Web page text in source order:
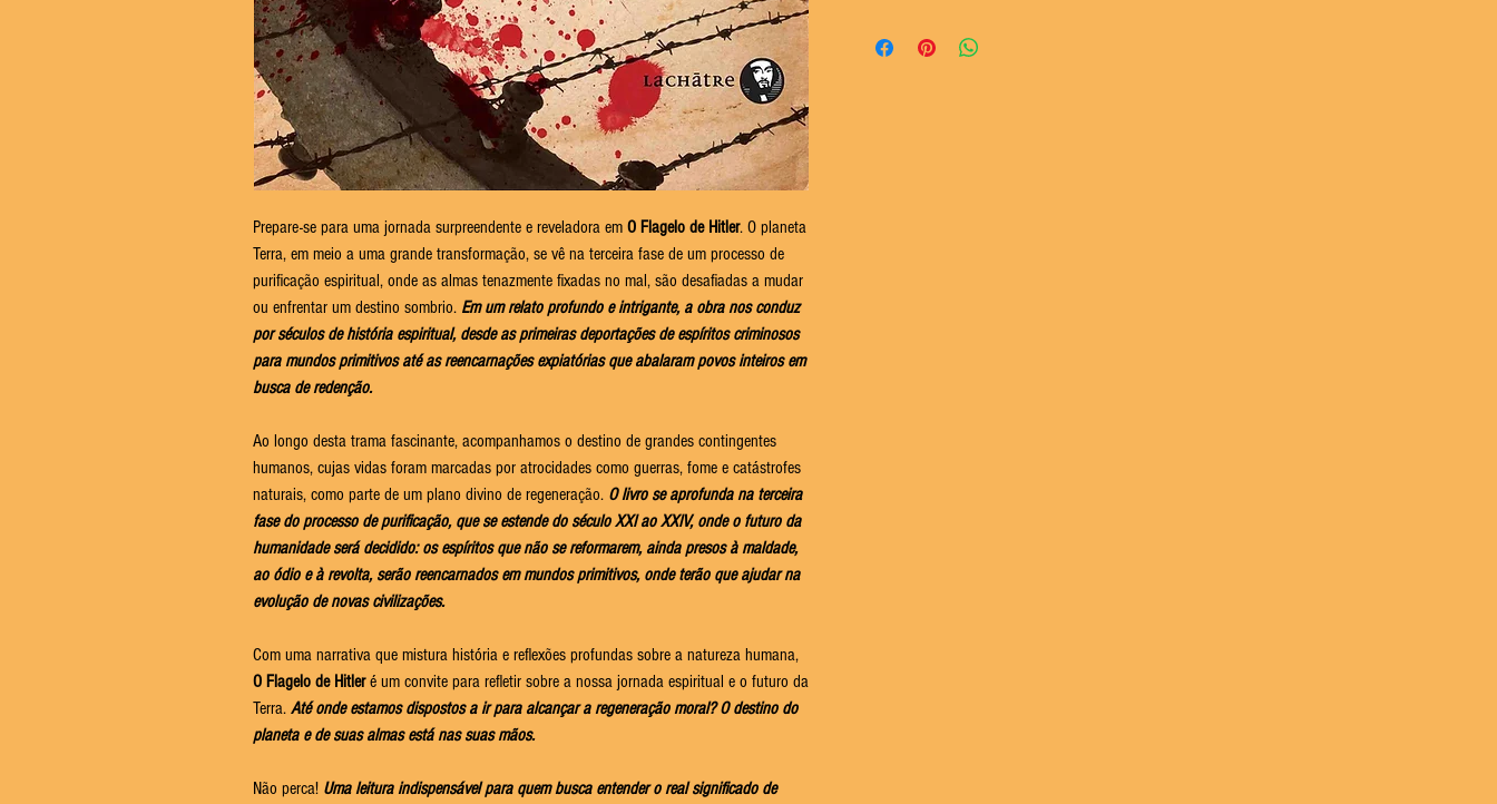
Prepare-se para uma jornada surpreendente e reveladora em O Flagelo de Hitler. O planeta
Terra, em meio a uma grande transformação, se vê na terceira fase de um processo de
purificação espiritual, onde as almas tenazmente fixadas no mal, são desafiadas a mudar
ou enfrentar um destino sombrio. Em um relato profundo e intrigante, a obra nos conduz
por séculos de história espiritual, desde as primeiras deportações de espíritos criminosos
para mundos primitivos até as reencarnações expiatórias que abalaram povos inteiros em
busca de redenção.
Ao longo desta trama fascinante, acompanhamos o destino de grandes contingentes
humanos, cujas vidas foram marcadas por atrocidades como guerras, fome e catástrofes
naturais, como parte de um plano divino de regeneração. O livro se aprofunda na terceira
fase do processo de purificação, que se estende do século XXI ao XXIV, onde o futuro da
humanidade será decidido: os espíritos que não se reformarem, ainda presos à maldade,
ao ódio e à revolta, serão reencarnados em mundos primitivos, onde terão que ajudar na
evolução de novas civilizações.
Com uma narrativa que mistura história e reflexões profundas sobre a natureza humana,
O Flagelo de Hitleré um convite para refletir sobre a nossa jornada espiritual e o futuro da
Terra. Até onde estamos dispostos a ir para alcançar a regeneração moral? O destino do
planeta e de suas almas está nas suas mãos.
Não perca! Uma leitura indispensável para quem busca entender o real significado de